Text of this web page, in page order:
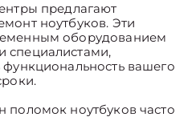
предлагают
ноутбуков. Эти
оборудованием
специалистами,
вашего
ноутбуков часто